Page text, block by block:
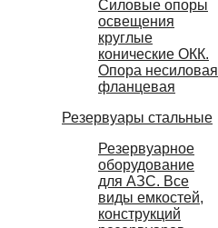
Силовые опоры
освещения
круглые
конические ОКК.
Опора несиловая
фланцевая
Резервуары стальные
Резервуарное
оборудование
для АЗС. Все
виды емкостей,
конструкций